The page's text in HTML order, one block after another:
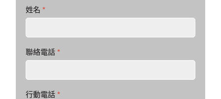
姓名 *
聯絡電話 *
行動電話 *